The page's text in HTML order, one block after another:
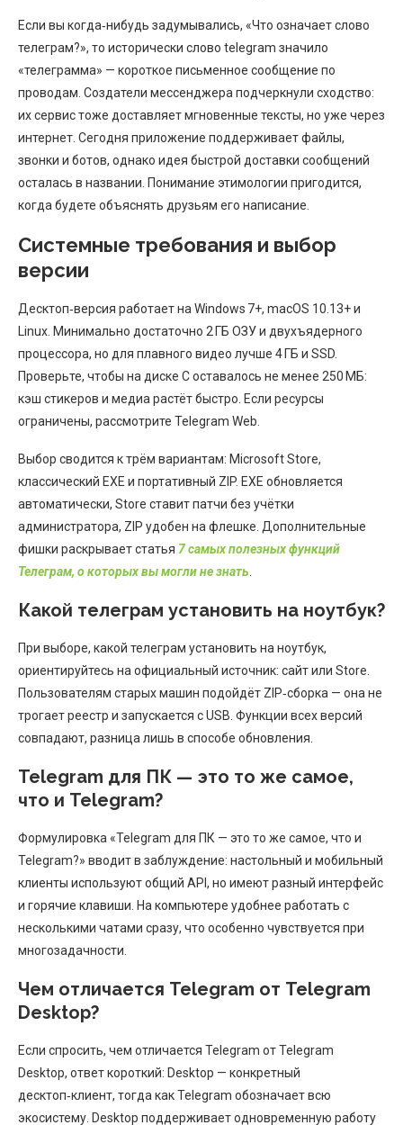
Если вы когда‑нибудь задумывались, «Что означает слово
телеграм?», то исторически слово telegram значило
«телеграмма» — короткое письменное сообщение по
проводам. Создатели мессенджера подчеркнули сходство:
их сервис тоже доставляет мгновенные тексты, но уже через
интернет. Сегодня приложение поддерживает файлы,
звонки и ботов, однако идея быстрой доставки сообщений
осталась в названии. Понимание этимологии пригодится,
когда будете объяснять друзьям его написание.
Системные требования и выбор
версии
Десктоп‑версия работает на Windows 7+, macOS 10.13+ и
Linux. Минимально достаточно 2 ГБ ОЗУ и двухъядерного
процессора, но для плавного видео лучше 4 ГБ и SSD.
Проверьте, чтобы на диске C оставалось не менее 250 МБ:
кэш стикеров и медиа растёт быстро. Если ресурсы
ограничены, рассмотрите Telegram Web.
Выбор сводится к трём вариантам: Microsoft Store,
классический EXE и портативный ZIP. EXE обновляется
автоматически, Store ставит патчи без учётки
администратора, ZIP удобен на флешке. Дополнительные
фишки раскрывает статья 7 самых полезных функций
Телеграм, о которых вы могли не знать
Какой телеграм установить на ноутбук?
При выборе, какой телеграм установить на ноутбук,
ориентируйтесь на официальный источник: сайт или Store.
Пользователям старых машин подойдёт ZIP‑сборка — она не
трогает реестр и запускается с USB. Функции всех версий
совпадают, разница лишь в способе обновления.
Telegram для ПК — это то же самое,
что и Telegram?
Формулировка «Telegram для ПК — это то же самое, что и
Telegram?» вводит в заблуждение: настольный и мобильный
клиенты используют общий API, но имеют разный интерфейс
и горячие клавиши. На компьютере удобнее работать с
несколькими чатами сразу, что особенно чувствуется при
многозадачности.
Чем отличается Telegram от Telegram
Desktop?
Если спросить, чем отличается Telegram от Telegram
Desktop, ответ короткий: Desktop — конкретный
десктоп‑клиент, тогда как Telegram обозначает всю
экосистему. Desktop поддерживает одновременную работу